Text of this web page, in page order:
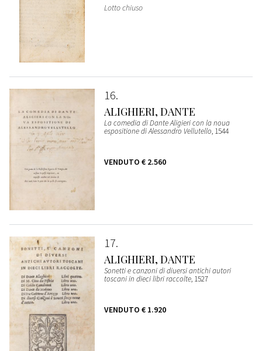
Lotto chiuso
16
ALIGHIERI, DANTE
La comedia di Dante Aligieri con la noua
espositione di Alessandro Vellutello, 1544
VENDUTO € 2.560
17
ALIGHIERI, DANTE
Sonetti e canzoni di diuersi antichi autori
toscani in dieci libri raccolte, 1527
VENDUTO € 1.920